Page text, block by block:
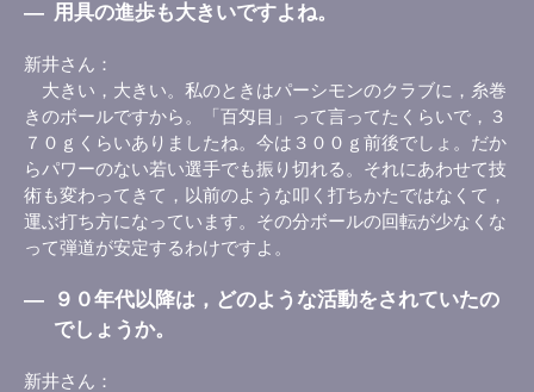
― 用具の進歩も大きいですよね。
新井さん
大きい，大きい。私のときはパーシモンのクラブに，糸巻
きのボールですから。「百匁目」って言ってたくらいで，３
７０ｇくらいありましたね。今は３００ｇ前後でしょ。だか
らパワーのない若い選手でも振り切れる。それにあわせて技
術も変わってきて，以前のような叩く打ちかたではなくて，
運ぶ打ち方になっています。その分ボールの回転が少なくな
って弾道が安定するわけですよ。
―
９０年代以降は，どのような活動をされていたの
でしょうか。
新井さん